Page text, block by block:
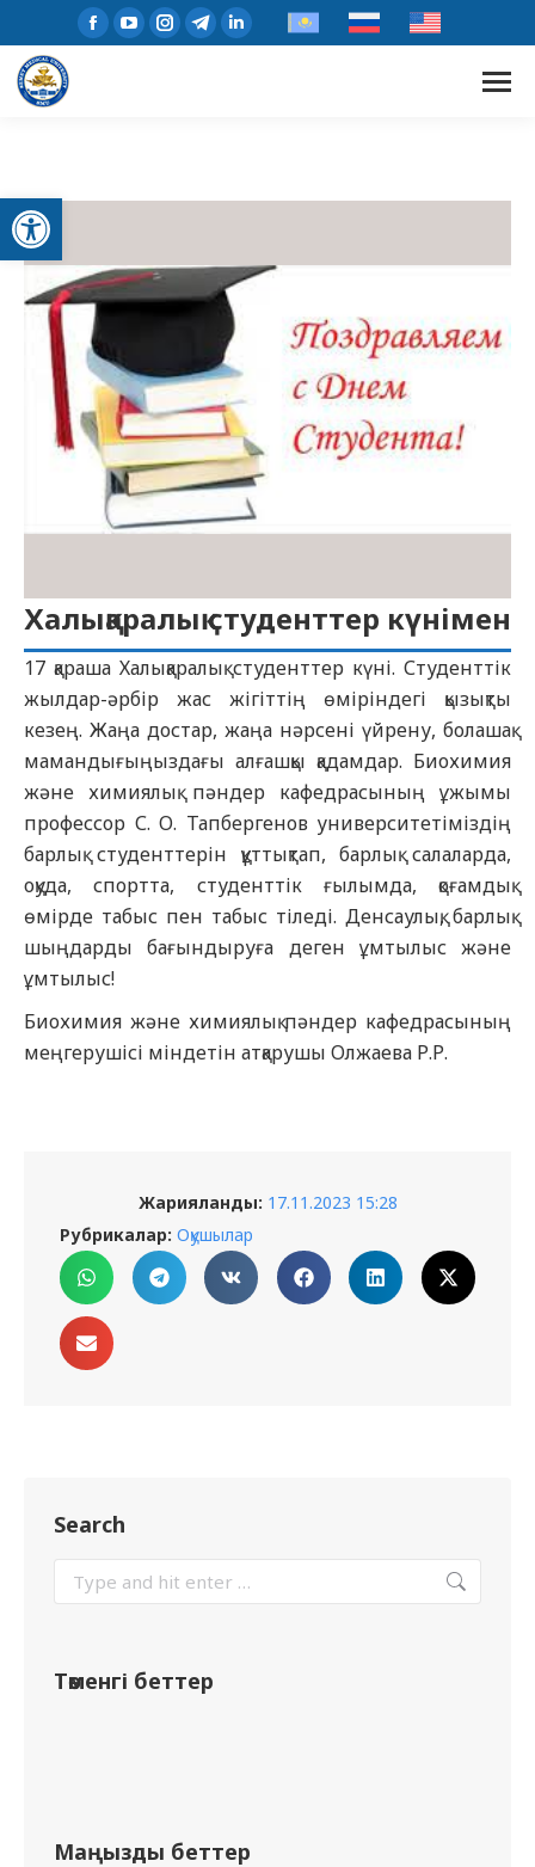
Open toolbar
Халықаралық студенттер күнімен
17 қараша Халықаралық студенттер күні. Студенттік
жылдар-әрбір жас жігіттің өміріндегі қызықты
кезең. Жаңа достар, жаңа нәрсені үйрену, болашақ
мамандығыңыздағы алғашқы қадамдар. Биохимия
және химиялық пәндер кафедрасының ұжымы
профессор С. О. Тапбергенов университетіміздің
барлық студенттерін құттықтап, барлық салаларда,
оқуда, спортта, студенттік ғылымда, қоғамдық
өмірде табыс пен табыс тіледі. Денсаулық, барлық
шыңдарды бағындыруға деген ұмтылыс және
ұмтылыс!
Биохимия және химиялық пәндер кафедрасының
меңгерушісі міндетін атқарушы Олжаева Р.Р.
Жарияланды: 17.11.2023 15:28
Рубрикалар: Оқушылар
Search
Төменгі беттер
Маңызды беттер